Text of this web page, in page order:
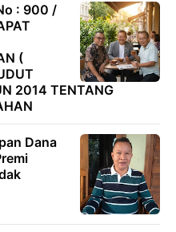
: 900 /
(
2014 TENTANG
Dana